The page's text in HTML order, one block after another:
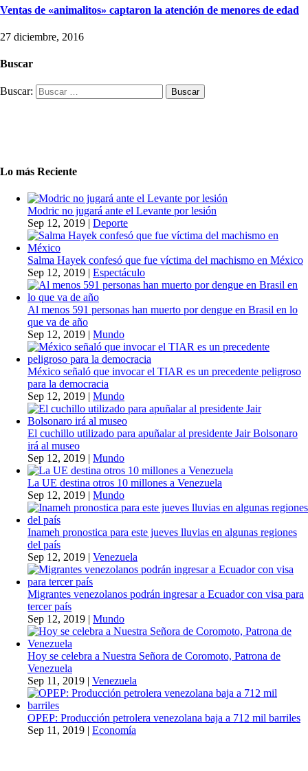
Ventas de «animalitos» captaron la atención de menores de edad
27 diciembre, 2016
Buscar
Buscar:
Lo más Reciente
Modric no jugará ante el Levante por lesión
Sep 12, 2019 | Deporte
Salma Hayek confesó que fue víctima del machismo en México
Sep 12, 2019 | Espectáculo
Al menos 591 personas han muerto por dengue en Brasil en lo
que va de año
Sep 12, 2019 | Mundo
México señaló que invocar el TIAR es un precedente peligroso
para la democracia
Sep 12, 2019 | Mundo
El cuchillo utilizado para apuñalar al presidente Jair Bolsonaro
irá al museo
Sep 12, 2019 | Mundo
La UE destina otros 10 millones a Venezuela
Sep 12, 2019 | Mundo
Inameh pronostica para este jueves lluvias en algunas regiones
del país
Sep 12, 2019 | Venezuela
Migrantes venezolanos podrán ingresar a Ecuador con visa para
tercer país
Sep 12, 2019 | Mundo
Hoy se celebra a Nuestra Señora de Coromoto, Patrona de
Venezuela
Sep 11, 2019 | Venezuela
OPEP: Producción petrolera venezolana baja a 712 mil barriles
Sep 11, 2019 | Economía